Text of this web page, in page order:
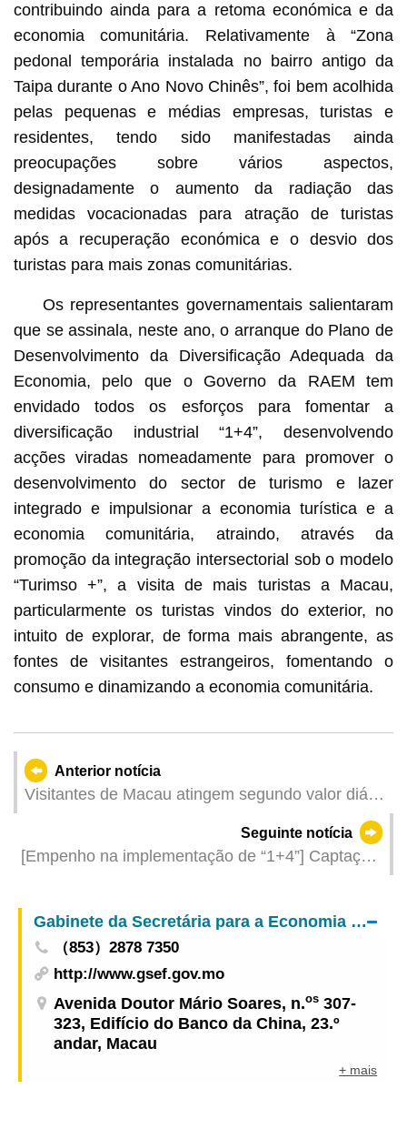
contribuindo ainda para a retoma económica e da
economia comunitária. Relativamente à “Zona
pedonal temporária instalada no bairro antigo da
Taipa durante o Ano Novo Chinês”, foi bem acolhida
pelas pequenas e médias empresas, turistas e
residentes, tendo sido manifestadas ainda
preocupações sobre vários aspectos,
designadamente o aumento da radiação das
medidas vocacionadas para atração de turistas
após a recuperação económica e o desvio dos
turistas para mais zonas comunitárias.
Os representantes governamentais salientaram
que se assinala, neste ano, o arranque do Plano de
Desenvolvimento da Diversificação Adequada da
Economia, pelo que o Governo da RAEM tem
envidado todos os esforços para fomentar a
diversificação industrial “1+4”, desenvolvendo
acções viradas nomeadamente para promover o
desenvolvimento do sector de turismo e lazer
integrado e impulsionar a economia turística e a
economia comunitária, atraindo, através da
promoção da integração intersectorial sob o modelo
“Turimso +”, a visita de mais turistas a Macau,
particularmente os turistas vindos do exterior, no
intuito de explorar, de forma mais abrangente, as
fontes de visitantes estrangeiros, fomentando o
consumo e dinamizando a economia comunitária.
Anterior notícia
Visitantes de Macau atingem segundo valor diário
visitantes no terceiro dia do Ano Novo Lunar
Seguinte notícia
[Empenho na implementação de “1+4”] Captação
Gabinete da Secretária para a Economia e Finanças
（853）2878 7350
http://www.gsef.gov.mo
Avenida Doutor Mário Soares, n.os 307-
323, Edifício do Banco da China, 23.º
andar, Macau
+ mais